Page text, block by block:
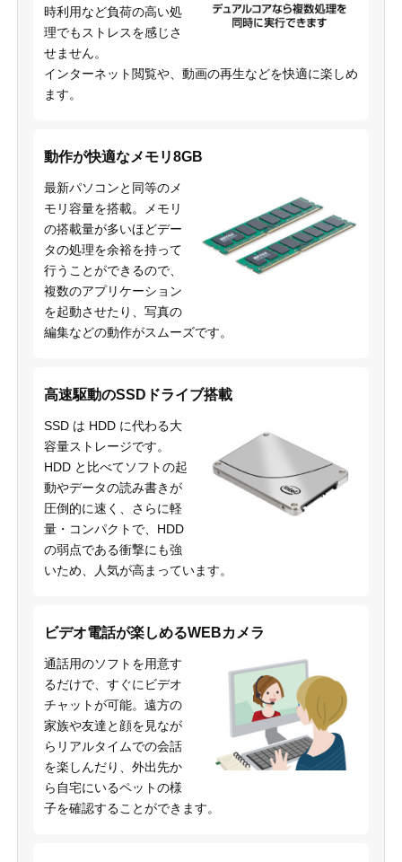
時利用など負荷の高い処
理でもストレスを感じさ
せません。
インターネット閲覧や、動画の再生などを快適に楽しめ
ます。
動作が快適なメモリ8GB
最新パソコンと同等のメ
モリ容量を搭載。メモリ
の搭載量が多いほどデー
タの処理を余裕を持って
行うことができるので、
複数のアプリケーション
を起動させたり、写真の
編集などの動作がスムーズです。
高速駆動のSSDドライブ搭載
SSD は HDD に代わる大
容量ストレージです。
HDD と比べてソフトの起
動やデータの読み書きが
圧倒的に速く、さらに軽
量・コンパクトで、HDD
の弱点である衝撃にも強
いため、人気が高まっています。
ビデオ電話が楽しめるWEBカメラ
通話用のソフトを用意す
るだけで、すぐにビデオ
チャットが可能。遠方の
家族や友達と顔を見なが
らリアルタイムでの会話
を楽しんだり、外出先か
ら自宅にいるペットの様
子を確認することができます。